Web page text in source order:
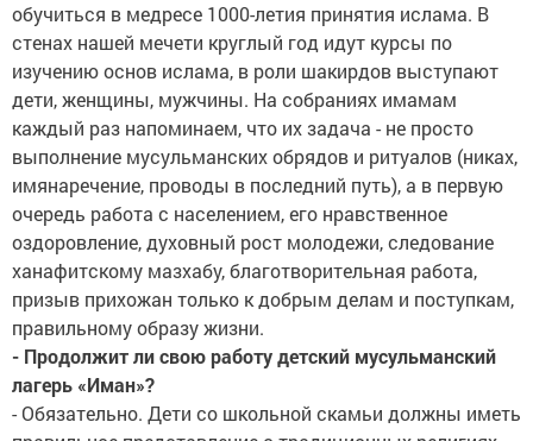
обучиться в медресе 1000-летия принятия ислама. В
стенах нашей мечети круглый год идут курсы по
изучению основ ислама, в роли шакирдов выступают
дети, женщины, мужчины. На собраниях имамам
каждый раз напоминаем, что их задача - не просто
выполнение мусульманских обрядов и ритуалов (никах,
имянаречение, проводы в последний путь), а в первую
очередь работа с населением, его нравственное
оздоровление, духовный рост молодежи, следование
ханафитскому мазхабу, благотворительная работа,
призыв прихожан только к добрым делам и поступкам,
правильному образу жизни.
- Продолжит ли свою работу детский мусульманский
лагерь «Иман»?
- Обязательно. Дети со школьной скамьи должны иметь